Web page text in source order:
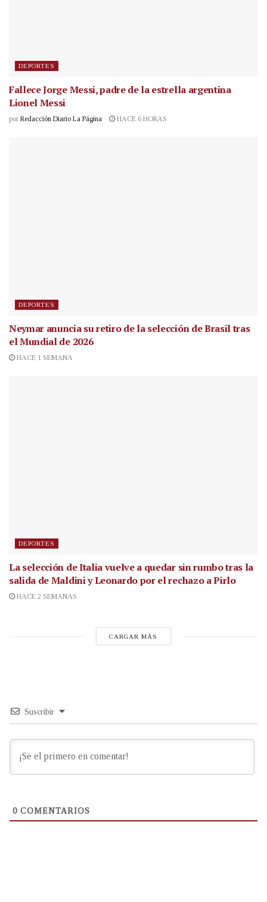
DEPORTES
Fallece Jorge Messi, padre de la estrella argentina
Lionel Messi
por Redacción Diario La Página HACE 6 HORAS
DEPORTES
Neymar anuncia su retiro de la selección de Brasil tras
el Mundial de 2026
HACE 1 SEMANA
DEPORTES
La selección de Italia vuelve a quedar sin rumbo tras la
salida de Maldini y Leonardo por el rechazo a Pirlo
HACE 2 SEMANAS
CARGAR MÁS
Suscribir
0 COMENTARIOS